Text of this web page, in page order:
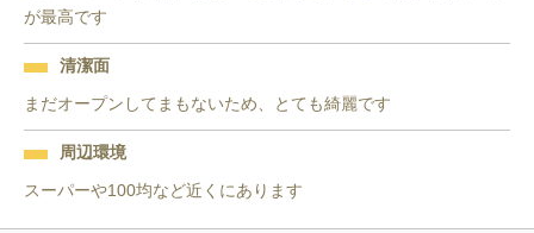
が最高です
清潔面
まだオープンしてまもないため、とても綺麗です
周辺環境
スーパーや100均など近くにあります